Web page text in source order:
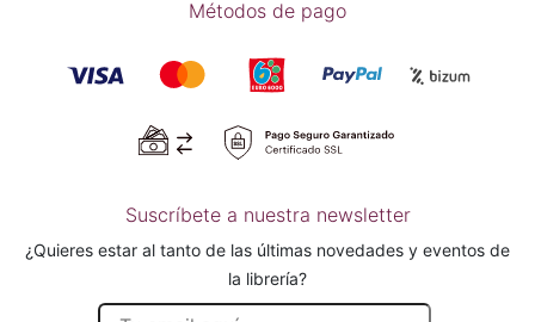
Métodos de pago
Suscríbete a nuestra newsletter
¿Quieres estar al tanto de las últimas novedades y eventos de
la librería?